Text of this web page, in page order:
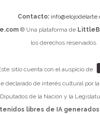
Contacto:
® Una plataforma de
los derechos reservados.
sitio cuenta con el auspicio de
declarado de interés cultural por
Diputados de la Nación y la
libres de IA